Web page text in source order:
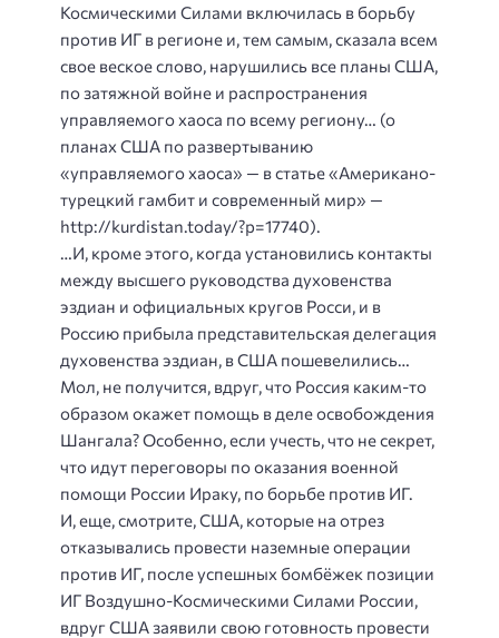
Космическими Силами включилась в борьбу
против ИГ в регионе и, тем самым, сказала всем
свое веское слово, нарушились все планы США,
по затяжной войне и распространения
управляемого хаоса по всему региону… (о
планах США по развертыванию
«управляемого хаоса» — в статье «Американо-
турецкий гамбит и современный мир» —
http://kurdistan.today/?p=17740).
…И, кроме этого, когда установились контакты
между высшего руководства духовенства
эздиан и официальных кругов Росси, и в
Россию прибыла представительская делегация
духовенства эздиан, в США пошевелились…
Мол, не получится, вдруг, что Россия каким-то
образом окажет помощь в деле освобождения
Шангала? Особенно, если учесть, что не секрет,
что идут переговоры по оказания военной
помощи России Ираку, по борьбе против ИГ.
И, еще, смотрите, США, которые на отрез
отказывались провести наземные операции
против ИГ, после успешных бомбёжек позиции
ИГ Воздушно-Космическими Силами России,
вдруг США заявили свою готовность провести